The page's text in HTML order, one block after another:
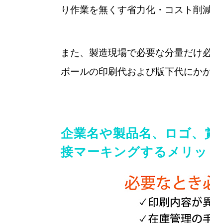
り作業を無くす省力化・コスト削
また、製造現場で必要な分量だけ
ボールの印刷代および版下代にか
企業名や製品名、ロゴ
接マーキングするメリッ